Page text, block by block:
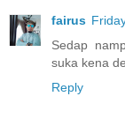
fairus
Sedap
suka kena
Reply